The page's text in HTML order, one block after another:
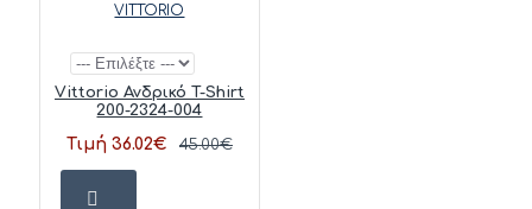
VITTORIO
Vittorio Ανδρικό T-Shirt
200-2324-004
Τιμή 36.02€ 45.00€